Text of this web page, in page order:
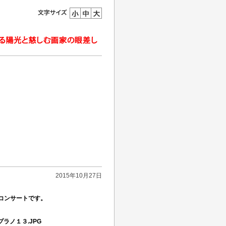
2015年10月27日
サートです。